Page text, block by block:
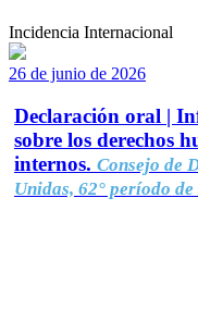
Incidencia Internacional
26 de junio de 2026
Declaración oral |
sobre los derechos
internos. Consejo de
Unidas, 62° período de